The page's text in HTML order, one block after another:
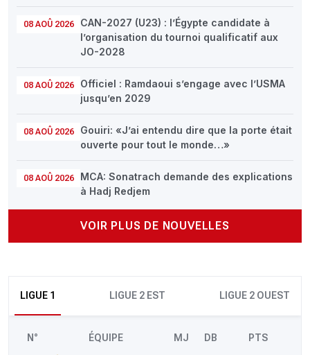
08 AOÛ 2026
CAN-2027 (U23) : l’Égypte candidate à
l’organisation du tournoi qualificatif aux
JO-2028
08 AOÛ 2026
Officiel : Ramdaoui s’engage avec l’USMA
jusqu’en 2029
08 AOÛ 2026
Gouiri: «J’ai entendu dire que la porte était
ouverte pour tout le monde…»
08 AOÛ 2026
MCA: Sonatrach demande des explications
à Hadj Redjem
VOIR PLUS DE NOUVELLES
LIGUE 1 LIGUE 2 EST LIGUE 2 OUEST
N° ÉQUIPE MJ DB PTS